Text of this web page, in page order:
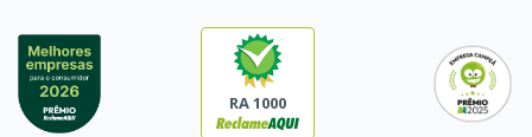
RA 1000